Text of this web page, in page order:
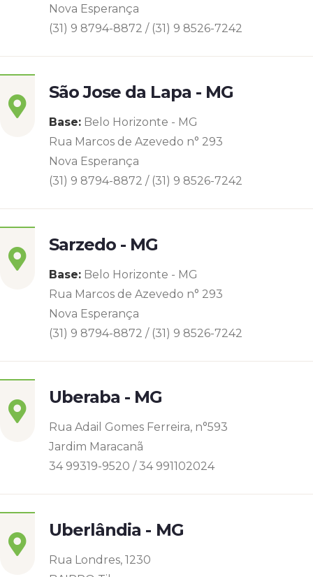
Nova Esperança
(31) 9 8794-8872 / (31) 9 8526-7242
São Jose da Lapa - MG
Base: Belo Horizonte - MG
Rua Marcos de Azevedo n° 293
Nova Esperança
(31) 9 8794-8872 / (31) 9 8526-7242
Sarzedo - MG
Base: Belo Horizonte - MG
Rua Marcos de Azevedo n° 293
Nova Esperança
(31) 9 8794-8872 / (31) 9 8526-7242
Uberaba - MG
Rua Adail Gomes Ferreira, n°593
Jardim Maracanã
34 99319-9520 / 34 991102024
Uberlândia - MG
Rua Londres, 1230